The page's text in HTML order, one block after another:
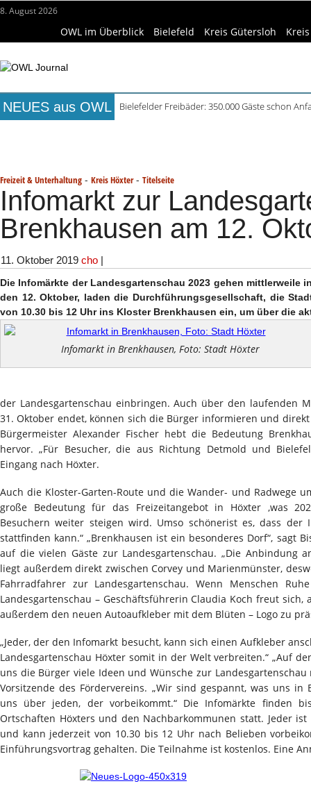
8. August 2026
OWL im Überblick Bielefeld Kreis Gütersloh
NEUES aus OWL
Bielefelder Freibäder: 350.000 Gäste schon
Freizeit & Unterhaltung - Kreis Höxter- Titelseite
Infomarkt zur
Brenkhausen am 12.
11. Oktober 2019 cho |
Die Infomärkte der Landesgartenschau 2023 gehen mittlerweile
den 12. Oktober, laden die Durchführungsgesellschaft, die
von 10.30 bis 12 Uhr ins Kloster Brenkhausen ein, um über die
Infomarkt in Brenkhausen, Foto: Stadt Höxter
der Landesgartenschau einbringen. Auch über den laufenden
31. Oktober endet, können sich die Bürger informieren und
Bürgermeister Alexander Fischer hebt die Bedeutung
hervor. „Für Besucher, die aus Richtung Detmold und
Eingang nach Höxter.
Auch die Kloster-Garten-Route und die Wander- und Radwege
große Bedeutung für das Freizeitangebot in Höxter ,was
Besuchern weiter steigen wird. Umso schönerist es, dass der
stattfinden kann.“ „Brenkhausen ist ein besonderes Dorf“, sagt
auf die vielen Gäste zur Landesgartenschau. „Die Anbindung
liegt außerdem direkt zwischen Corvey und Marienmünster,
Fahrradfahrer zur Landesgartenschau. Wenn Menschen
Landesgartenschau – Geschäftsführerin Claudia Koch freut
außerdem den neuen Autoaufkleber mit dem Blüten – Logo zu
„Jeder, der den Infomarkt besucht, kann sich einen Aufkleber
Landesgartenschau Höxter somit in der Welt verbreiten.“ „Auf
uns die Bürger viele Ideen und Wünsche zur Landesgartenschau
Vorsitzende des Fördervereins. „Wir sind gespannt, was uns
uns über jeden, der vorbeikommt.“ Die Infomärkte finden
Ortschaften Höxters und den Nachbarkommunen statt. Jeder
und kann jederzeit von 10.30 bis 12 Uhr nach Belieben
Einführungsvortrag gehalten. Die Teilnahme ist kostenlos. Eine